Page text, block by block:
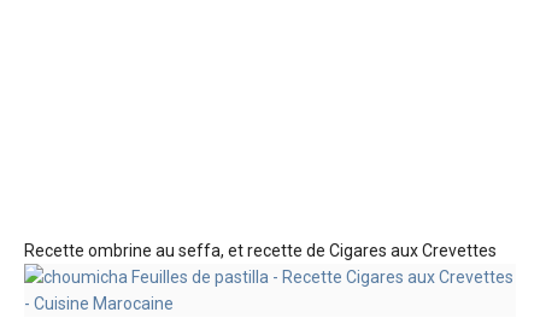
Recette ombrine au seffa, et recette de Cigares aux Crevettes